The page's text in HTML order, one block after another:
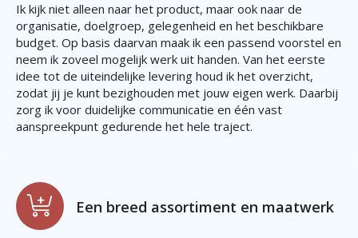
Ik kijk niet alleen naar het product, maar ook naar de
organisatie, doelgroep, gelegenheid en het beschikbare
budget. Op basis daarvan maak ik een passend voorstel en
neem ik zoveel mogelijk werk uit handen. Van het eerste
idee tot de uiteindelijke levering houd ik het overzicht,
zodat jij je kunt bezighouden met jouw eigen werk. Daarbij
zorg ik voor duidelijke communicatie en één vast
aanspreekpunt gedurende het hele traject.
Een breed assortiment en maatwerk